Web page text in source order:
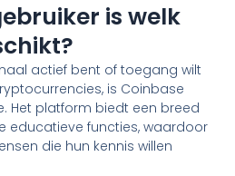
is welk
actief bent of toegang wilt
is Coinbase
Het platform biedt een breed
educatieve functies, waardoor
die hun kennis willen